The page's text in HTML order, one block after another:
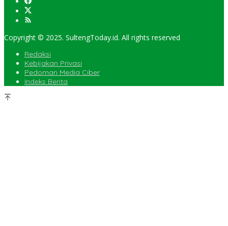
Copyright © 2025. SultengToday.id. All rights reserved
Redaksi
Kebijakan Privasi
Pedoman Media Ciber
Indeks Berita